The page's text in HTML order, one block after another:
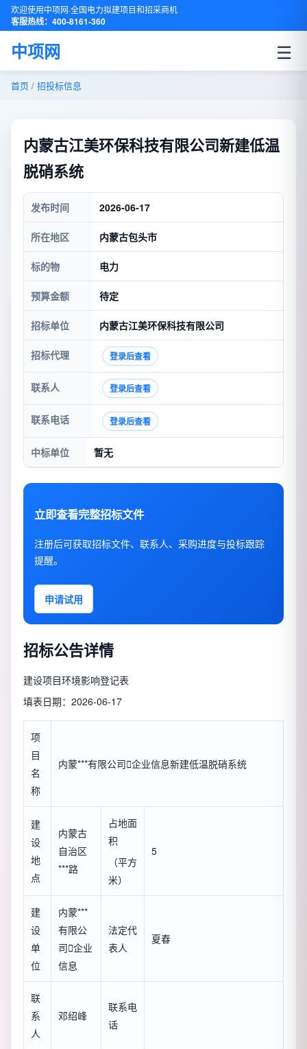
欢迎使用中项网·全国电力拟建项目和招采商机
客服热线：400-8161-360
中项网 ☰
首页 / 招投标信息
内蒙古江美环保科技有限公司新建低温
脱硝系统
发布时间 2026-06-17
所在地区 内蒙古包头市
标的物 电力
预算金额 待定
招标单位 内蒙古江美环保科技有限公司
招标代理 登录后查看
联系人 登录后查看
联系电话 登录后查看
中标单位 暂无
立即查看完整招标文件
注册后可获取招标文件、联系人、采购进度与投标跟踪
提醒。
申请试用
招标公告详情
建设项目环境影响登记表
填表日期：2026-06-17
项
目
名
称
内蒙***有限公司企业信息新建低温脱硝系统
建
设
地
点
内蒙古
自治区
***路
占地面
积
（平方
米）
5
建
设
单
位
内蒙***
有限公
司企业
信息
法定代
表人
夏春
联
系
人
邓绍峰
联系电
话